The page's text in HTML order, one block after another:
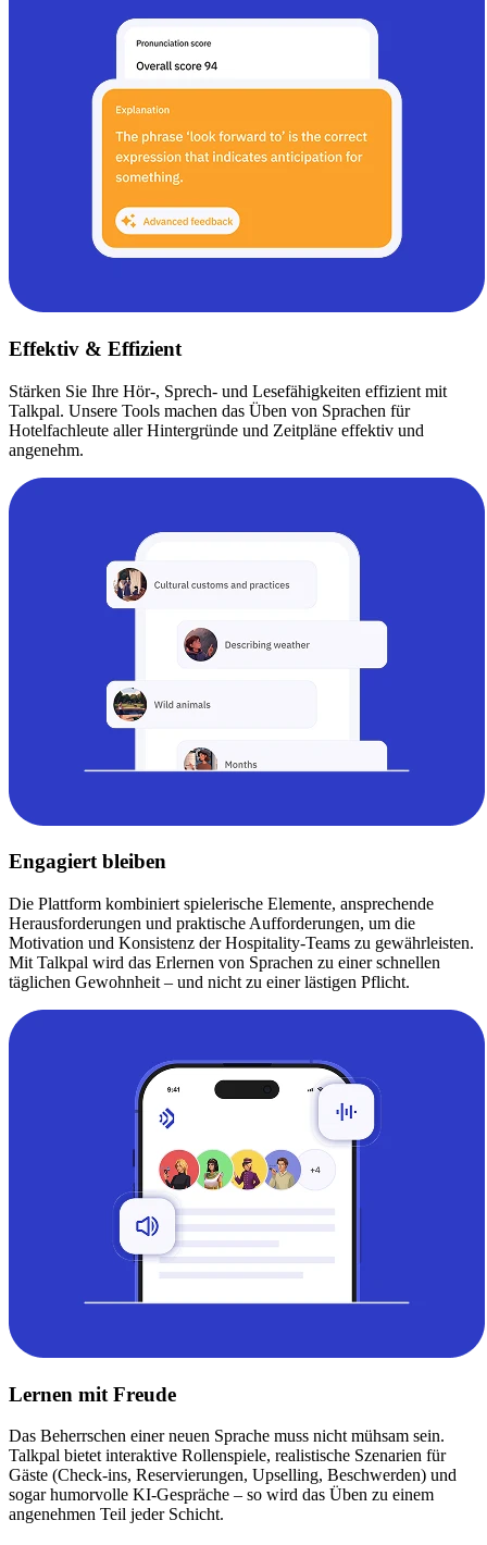
Effektiv & Effizient
Stärken Sie Ihre Hör-, Sprech- und Lesefähigkeiten effizient mit
Talkpal. Unsere Tools machen das Üben von Sprachen für
Hotelfachleute aller Hintergründe und Zeitpläne effektiv und
angenehm.
Engagiert bleiben
Die Plattform kombiniert spielerische Elemente, ansprechende
Herausforderungen und praktische Aufforderungen, um die
Motivation und Konsistenz der Hospitality-Teams zu gewährleisten.
Mit Talkpal wird das Erlernen von Sprachen zu einer schnellen
täglichen Gewohnheit – und nicht zu einer lästigen Pflicht.
Lernen mit Freude
Das Beherrschen einer neuen Sprache muss nicht mühsam sein.
Talkpal bietet interaktive Rollenspiele, realistische Szenarien für
Gäste (Check-ins, Reservierungen, Upselling, Beschwerden) und
sogar humorvolle KI-Gespräche – so wird das Üben zu einem
angenehmen Teil jeder Schicht.